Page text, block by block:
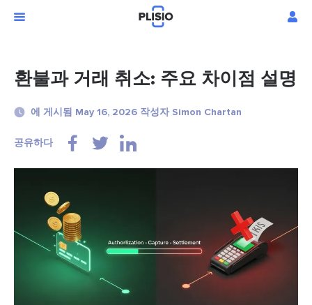
환불과 거래 취소: 주요 차이점 설명
에 게시됨 May 16, 2026 작성자 Simon Chartan
공유하다